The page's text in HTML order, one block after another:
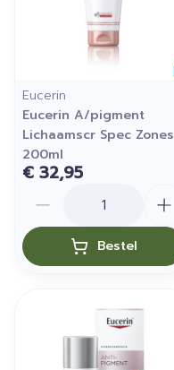
Eucerin
Eucerin A/pigment
Lichaamscr Spec Zones
200ml
€ 32,95
Bestel